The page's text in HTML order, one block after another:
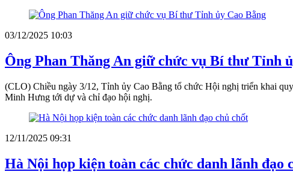
03/12/2025 10:03
Ông Phan Thăng An giữ chức vụ Bí thư Tỉnh
(CLO) Chiều ngày 3/12, Tỉnh ủy Cao Bằng tổ chức Hội nghị triển khai
Minh Hưng tới dự và chỉ đạo hội nghị.
12/11/2025 09:31
Hà Nội họp kiện toàn các chức danh lãnh đạo